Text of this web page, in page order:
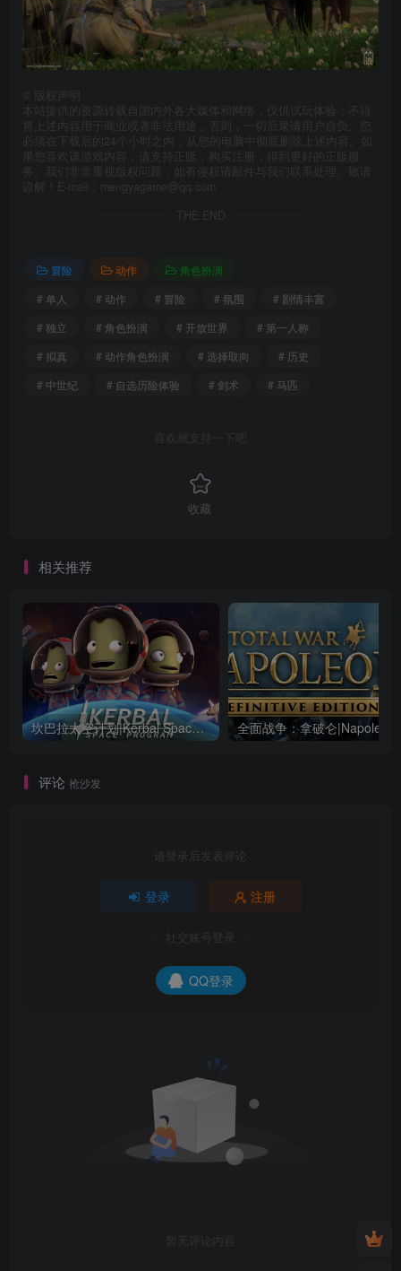
版权声明
本站提供的资源转载自国内外各大媒体和网络，仅供试玩体验；不得
将上述内容用于商业或者非法用途，否则，一切后果请用户自负。您
必须在下载后的24个小时之内，从您的电脑中彻底删除上述内容。如
果您喜欢该游戏内容，请支持正版，购买注册，得到更好的正版服
务。我们非常重视版权问题，如有侵权请邮件与我们联系处理。敬请
谅解！E-mail：mengyagame@qq.com
THE END
冒险 动作
角色扮演
# 单人
# 动作 # 冒险 # 氛围
# 剧情丰富
# 独立
# 角色扮演 # 开放世界
# 第一人称
# 拟真
# 动作角色扮演 # 选择取向
# 历史
# 中世纪
# 自选历险体验 # 剑术 # 马匹
喜欢就支持一下吧
收藏
相关推荐
坎巴拉太空计划|Kerbal Space Program|1.12.5.3190|整合全DLC
评论 抢沙发
请登录后发表评论
登录 注册
社交账号登录
QQ登录
暂无评论内容